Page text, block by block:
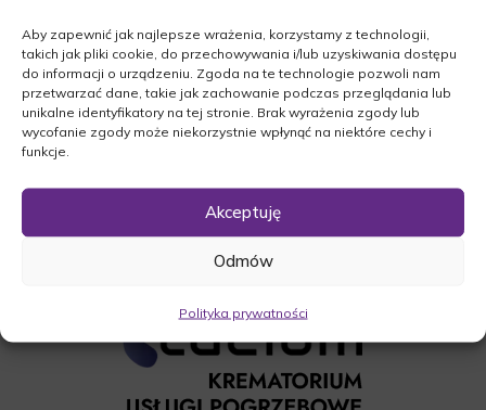
Aby zapewnić jak najlepsze wrażenia, korzystamy z technologii,
takich jak pliki cookie, do przechowywania i/lub uzyskiwania dostępu
do informacji o urządzeniu. Zgoda na te technologie pozwoli nam
przetwarzać dane, takie jak zachowanie podczas przeglądania lub
unikalne identyfikatory na tej stronie. Brak wyrażenia zgody lub
wycofanie zgody może niekorzystnie wpłynąć na niektóre cechy i
funkcje.
Akceptuję
Odmów
Polityka prywatności
odprawiona modlitwa różańcowa.Uroczystość
pogrzebowa rozpocznie się po mszy św.na
cmentarzu parafialnym w Pszczewie.
O czym zawiadamia pogrążona w smutku
Rodzina.